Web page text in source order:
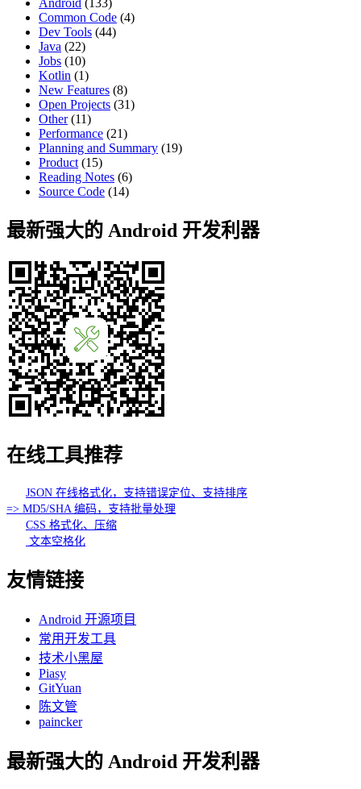
Common Code (4)
Dev Tools (44)
Java (22)
Jobs (10)
Kotlin (1)
New Features (8)
Open Projects (31)
Other(11)
Performance (21)
Planning and Summary (19)
Product (15)
Reading Notes (6)
Source Code (14)
最新强大的 Android 开发利器
在线工具推荐
JSON 在线格式化，支持错误定位、支持排序
=> MD5/SHA 编码，支持批量处理
CSS 格式化、压缩
文本空格化
友情链接
Android 开源项目
常用开发工具
技术小黑屋
Piasy
GitYuan
陈文管
paincker
最新强大的 Android 开发利器